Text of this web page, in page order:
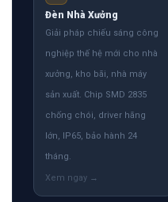
Đèn Nhà Xưởng
Giải pháp chiếu sáng công
nghiệp thế hệ mới cho nhà
xưởng, kho bãi, nhà máy
sản xuất. Chip SMD 2835
chống chói, driver hãng
lớn, IP65, bảo hành 24
tháng.